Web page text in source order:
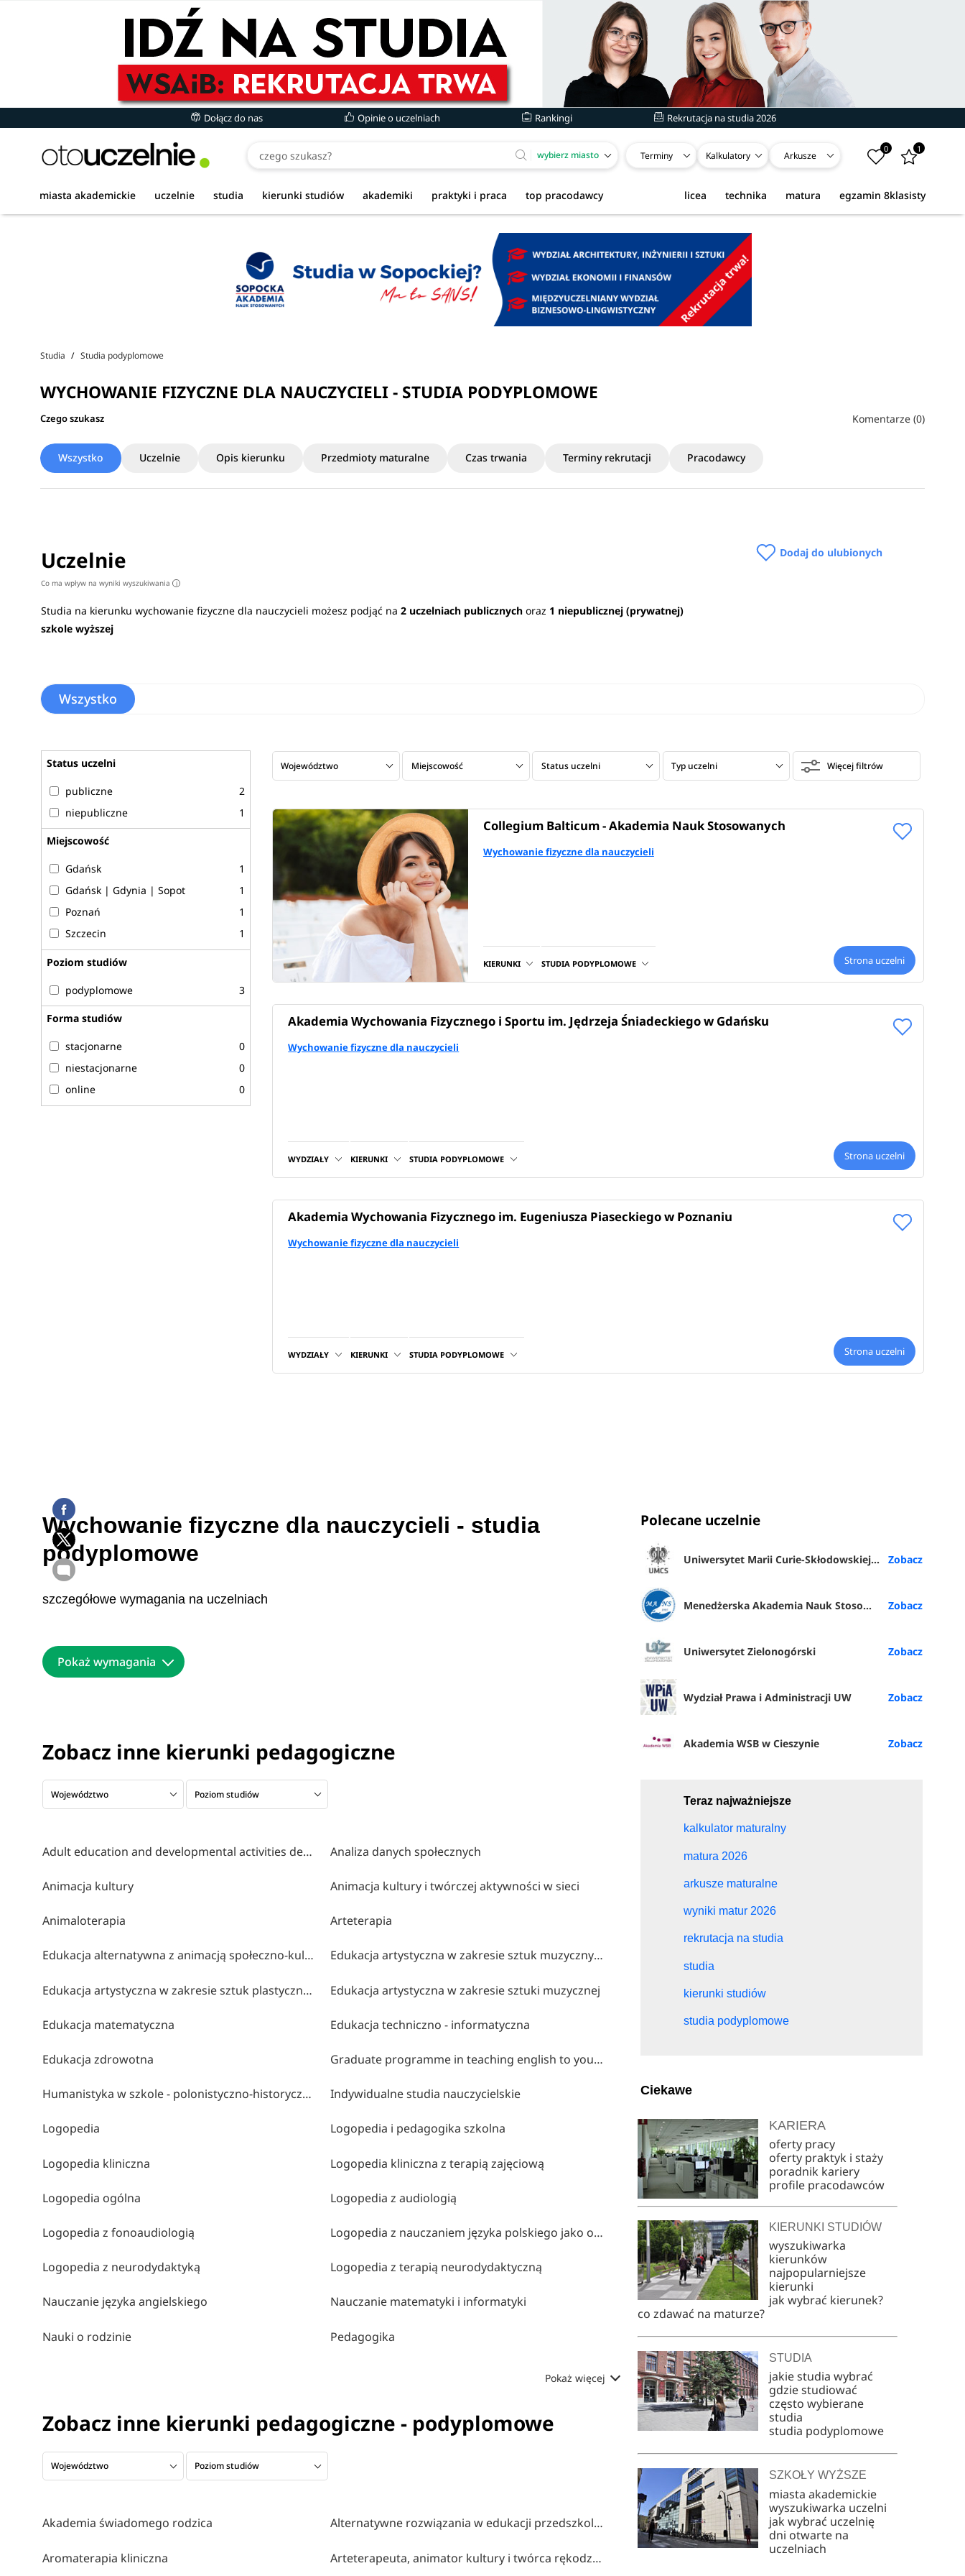
Dołącz do nas Opinie o uczelniach Rankingi Rekrutacja na studia 2026
wybierz miasto Terminy Kalkulatory Arkusze
0 1
miasta akademickie uczelnie studia kierunki studiów akademiki praktyki i praca top pracodawcy egzamin 8klasisty
matura
technika
licea
Studia Studia podyplomowe
WYCHOWANIE FIZYCZNE DLA NAUCZYCIELI - STUDIA PODYPLOMOWE
Czego szukasz Komentarze (0)
Wszystko Uczelnie Opis kierunku Przedmioty maturalne Czas trwania Terminy rekrutacji Pracodawcy
Uczelnie
Co ma wpływ na wyniki wyszukiwania i
Dodaj do ulubionych
Studia na kierunku wychowanie fizyczne dla nauczycieli możesz podjąć na2 uczelniach publicznych oraz 1 niepublicznej (prywatnej)
szkole wyższej
Wszystko
Województwo Miejscowość Status uczelni Typ uczelni Więcej filtrów
Collegium Balticum - Akademia Nauk Stosowanych
Wychowanie fizyczne dla nauczycieli
KIERUNKI STUDIA PODYPLOMOWE Strona uczelni
Akademia Wychowania Fizycznego i Sportu im. Jędrzeja Śniadeckiego w Gdańsku
Wychowanie fizyczne dla nauczycieli
WYDZIAŁY KIERUNKI STUDIA PODYPLOMOWE Strona uczelni
Akademia Wychowania Fizycznego im. Eugeniusza Piaseckiego w Poznaniu
Wychowanie fizyczne dla nauczycieli
WYDZIAŁY KIERUNKI STUDIA PODYPLOMOWE Strona uczelni
Status uczelni
publiczne
2
niepubliczne
1
Miejscowość
Gdańsk
1
Gdańsk | Gdynia | Sopot
1
Poznań
1
Szczecin
1
Poziom studiów
podyplomowe 3
Forma studiów
stacjonarne
0
niestacjonarne
0
online
0
Wychowanie fizyczne dla nauczycieli - studia
podyplomowe
szczegółowe wymagania na uczelniach
Pokaż wymagania
Zobacz inne kierunki pedagogiczne
Województwo Poziom studiów
Adult education and developmental activities design Analiza danych społecznych
Animacja kultury Animacja kultury i twórczej aktywności w sieci
Animaloterapia Arteterapia
Edukacja alternatywna z animacją społeczno-kulturalną Edukacja artystyczna w zakresie sztuk muzycznych
Edukacja artystyczna w zakresie sztuk plastycznych Edukacja artystyczna w zakresie sztuki muzycznej
Edukacja matematyczna Edukacja techniczno - informatyczna
Edukacja zdrowotna Graduate programme in teaching english to young learners
Humanistyka w szkole - polonistyczno-historyczne studia nauczycielskie Indywidualne studia nauczycielskie
Logopedia Logopedia i pedagogika szkolna
Logopedia kliniczna Logopedia kliniczna z terapią zajęciową
Logopedia ogólna Logopedia z audiologią
Logopedia z fonoaudiologią Logopedia z nauczaniem języka polskiego jako obcego
Logopedia z neurodydaktyką Logopedia z terapią neurodydaktyczną
Nauczanie języka angielskiego Nauczanie matematyki i informatyki
Nauki o rodzinie Pedagogika
Pokaż więcej
Zobacz inne kierunki pedagogiczne - podyplomowe
Województwo Poziom studiów
Akademia świadomego rodzica Alternatywne rozwiązania w edukacji przedszkolnej i wczesnoszkolnej
Aromaterapia kliniczna Arteterapeuta, animator kultury i twórca rękodzieła artystycznego
Polecane uczelnie
Uniwersytet Marii Curie-Skłodowskiej w Lublinie
Menedżerska Akademia Nauk Stosowanych w Warszawie
Uniwersytet Zielonogórski
Wydział Prawa i Administracji UW
Akademia WSB w Cieszynie
Teraz najważniejsze
kalkulator maturalny
matura 2026
arkusze maturalne
wyniki matur 2026
rekrutacja na studia
studia
kierunki studiów
studia podyplomowe
Ciekawe
KARIERA
oferty pracy
oferty praktyk i staży
poradnik kariery
profile pracodawców
KIERUNKI STUDIÓW
wyszukiwarka
kierunków
najpopularniejsze
kierunki
jak wybrać kierunek?
co zdawać na maturze?
STUDIA
jakie studia wybrać
gdzie studiować
często wybierane
studia
studia podyplomowe
SZKOŁY WYŻSZE
miasta akademickie
wyszukiwarka uczelni
jak wybrać uczelnię
dni otwarte na
uczelniach